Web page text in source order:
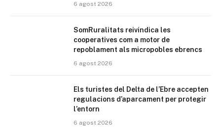
6 agost 2026
SomRuralitats reivindica les
cooperatives com a motor de
repoblament als micropobles ebrencs
6 agost 2026
Els turistes del Delta de l’Ebre accepten
regulacions d’aparcament per protegir
l’entorn
6 agost 2026